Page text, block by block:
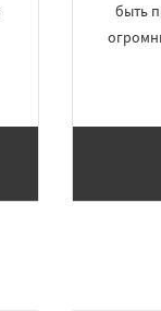
быть